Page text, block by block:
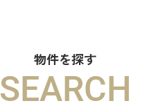
物件を探す
SEARCH